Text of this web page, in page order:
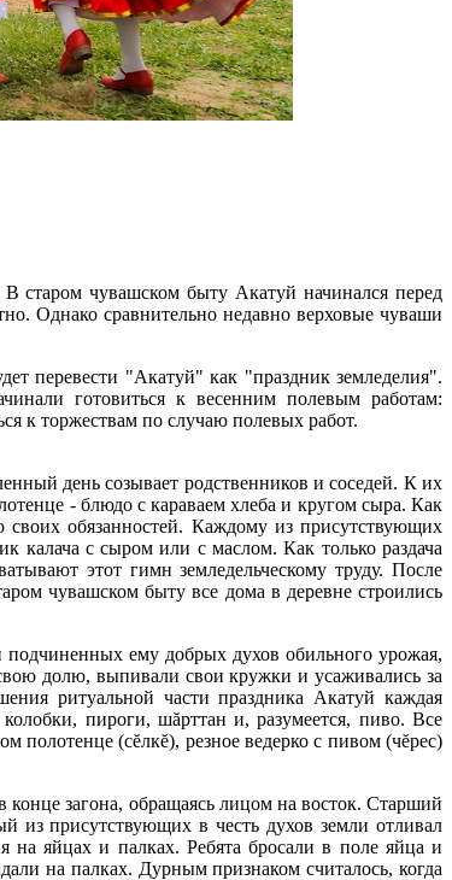
старом чувашском быту Акатуй начинался перед
Однако сравнительно недавно верховые чуваши
перевести "Акатуй" как "праздник земледелия".
готовиться к весенним полевым работам:
к торжествам по случаю полевых работ.
день созывает родственников и соседей. К их
- блюдо с караваем хлеба и кругом сыра. Как
своих обязанностей. Каждому из присутствующих
калача с сыром или с маслом. Как только раздача
этот гимн земледельческому труду. После
чувашском быту все дома в деревне строились
ему добрых духов обильного урожая,
долю, выпивали свои кружки и усаживались за
ритуальной части праздника Акатуй каждая
пироги, шăрттан и, разумеется, пиво. Все
полотенце (сĕлкĕ), резное ведерко с пивом (чĕрес)
конце загона, обращаясь лицом на восток. Старший
присутствующих в честь духов земли отливал
на яйцах и палках. Ребята бросали в поле яйца и
на палках. Дурным признаком считалось, когда